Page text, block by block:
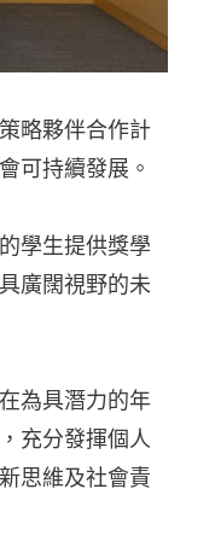
略夥伴合作計
可持續發展。
學生提供獎學
廣闊視野的未
為具潛力的年
充分發揮個人
思維及社會責